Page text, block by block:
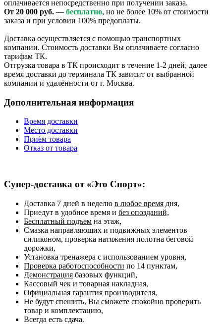
оплачивается непосредственно при получении заказа.
От 20 000 руб. — бесплатно, но не более 10% от стоимости
заказа и при условии 100% предоплаты.
Доставка осуществляется с помощью транспортных
компании. Стоимость доставки Вы оплачиваете согласно
тарифам ТК.
Отгрузка товара в ТК происходит в течение 1-2 дней, далее
время доставки до терминала ТК зависит от выбранной
компании и удалённости от г. Москва.
Дополнительная информация
Время доставки
Место доставки
Приём товара
Отказ от товара
Супер-доставка от «Это Спорт»:
Доставка 7 дней в неделю в любое время дня,
Приедут в удобное время и без опозданий,
Бесплатный подъем на этаж,
Смазка направляющих и подвижных элементов
силиконом, проверка натяжения полотна беговой
дорожки,
Установка тренажера с использованием уровня,
Проверка работоспособности по 14 пунктам,
Демонстрация базовых функций,
Кассовый чек и товарная накладная,
Официальная гарантия производителя,
Не будут спешить, Вы сможете спокойно проверить
товар и комплектацию,
Всегда есть сдача.